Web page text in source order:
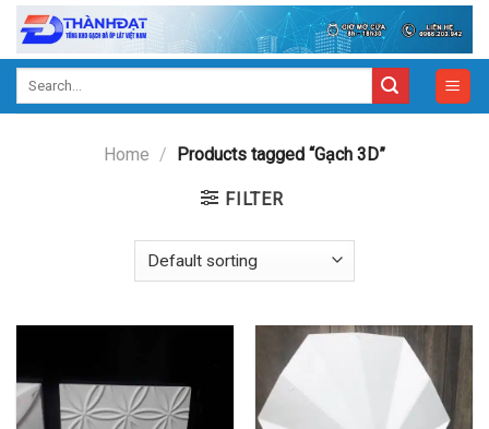
Skip
content
Home / Products tagged “Gạch 3D”
FILTER